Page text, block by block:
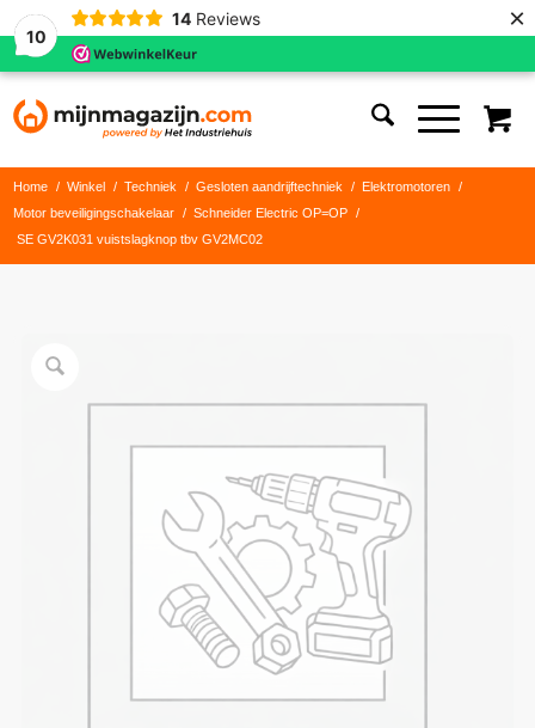
10
14 Reviews ×
Home / Winkel / Techniek / Gesloten aandrijftechniek / Elektromotoren
/
Motor beveiligingschakelaar
/ Schneider Electric OP=OP
/
SE GV2K031 vuistslagknop tbv GV2MC02